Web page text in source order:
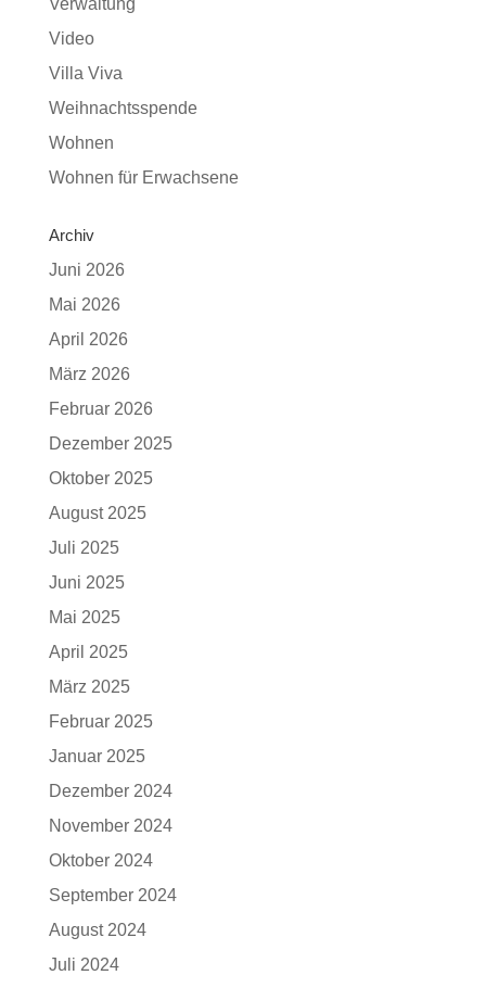
Video
Villa Viva
Weihnachtsspende
Wohnen
Wohnen für Erwachsene
Archiv
Juni 2026
Mai 2026
April 2026
März 2026
Februar 2026
Dezember 2025
Oktober 2025
August 2025
Juli 2025
Juni 2025
Mai 2025
April 2025
März 2025
Februar 2025
Januar 2025
Dezember 2024
November 2024
Oktober 2024
September 2024
August 2024
Juli 2024